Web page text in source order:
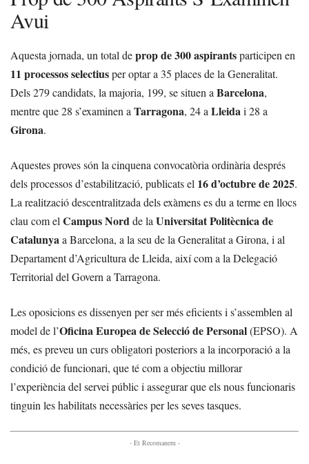
Avui
Aquesta jornada, un total deprop de 300 aspirantsparticipen en
11 processos selectiusper optar a 35 places de la Generalitat.
Dels 279 candidats, la majoria, 199, se situen a Barcelona,
mentre que 28 s’examinen a Tarragona, 24 a Lleidai 28 a
Girona.
Aquestes proves són la cinquena convocatòria ordinària després
dels processos d’estabilització, publicats el 16 d’octubre de 2025.
La realització descentralitzada dels exàmens es du a terme en llocs
clau com el Campus Nordde la Universitat Politècnica de
Catalunyaa Barcelona, a la seu de la Generalitat a Girona, i al
Departament d’Agricultura de Lleida, així com a la Delegació
Territorial del Govern a Tarragona.
Les oposicions es dissenyen per ser més eficients i s’assemblen al
model de l’Oficina Europea de Selecció de Personal(EPSO). A
més, es preveu un curs obligatori posteriors a la incorporació a la
condició de funcionari, que té com a objectiu millorar
l’experiència del servei públic i assegurar que els nous funcionaris
tinguin les habilitats necessàries per les seves tasques.
- Et Recomanem -